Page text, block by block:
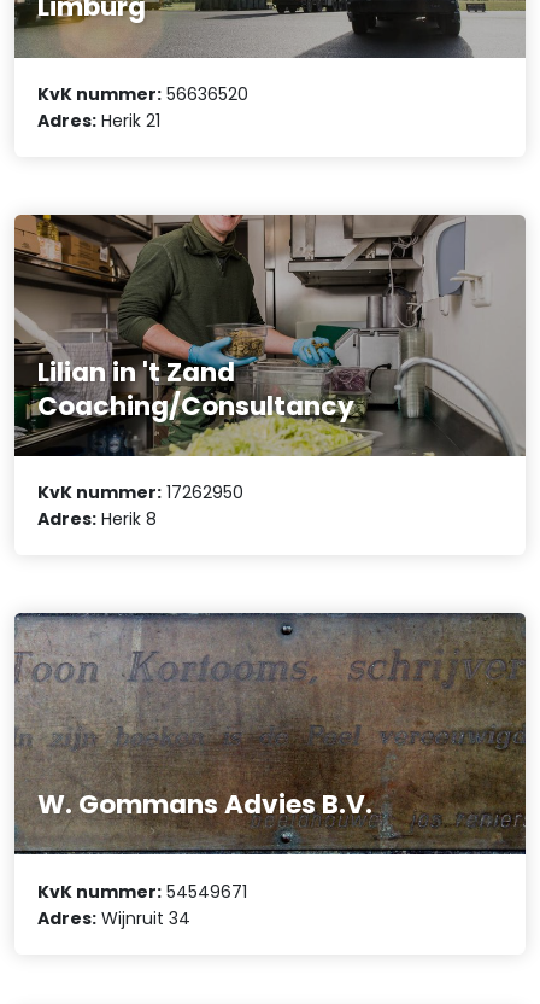
KvK nummer: 56636520
Adres: Herik 21
Lilian in 't Zand
Coaching/Consultancy
KvK nummer: 17262950
Adres: Herik 8
W. Gommans Advies B.V.
KvK nummer: 54549671
Adres: Wijnruit 34